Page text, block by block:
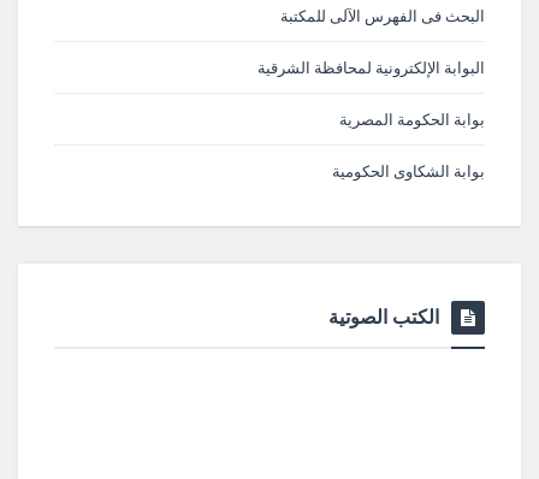
البحث فى الفهرس الآلى للمكتبة
البوابة الإلكترونية لمحافظة الشرقية
بوابة الحكومة المصرية
بوابة الشكاوى الحكومية
الكتب الصوتية